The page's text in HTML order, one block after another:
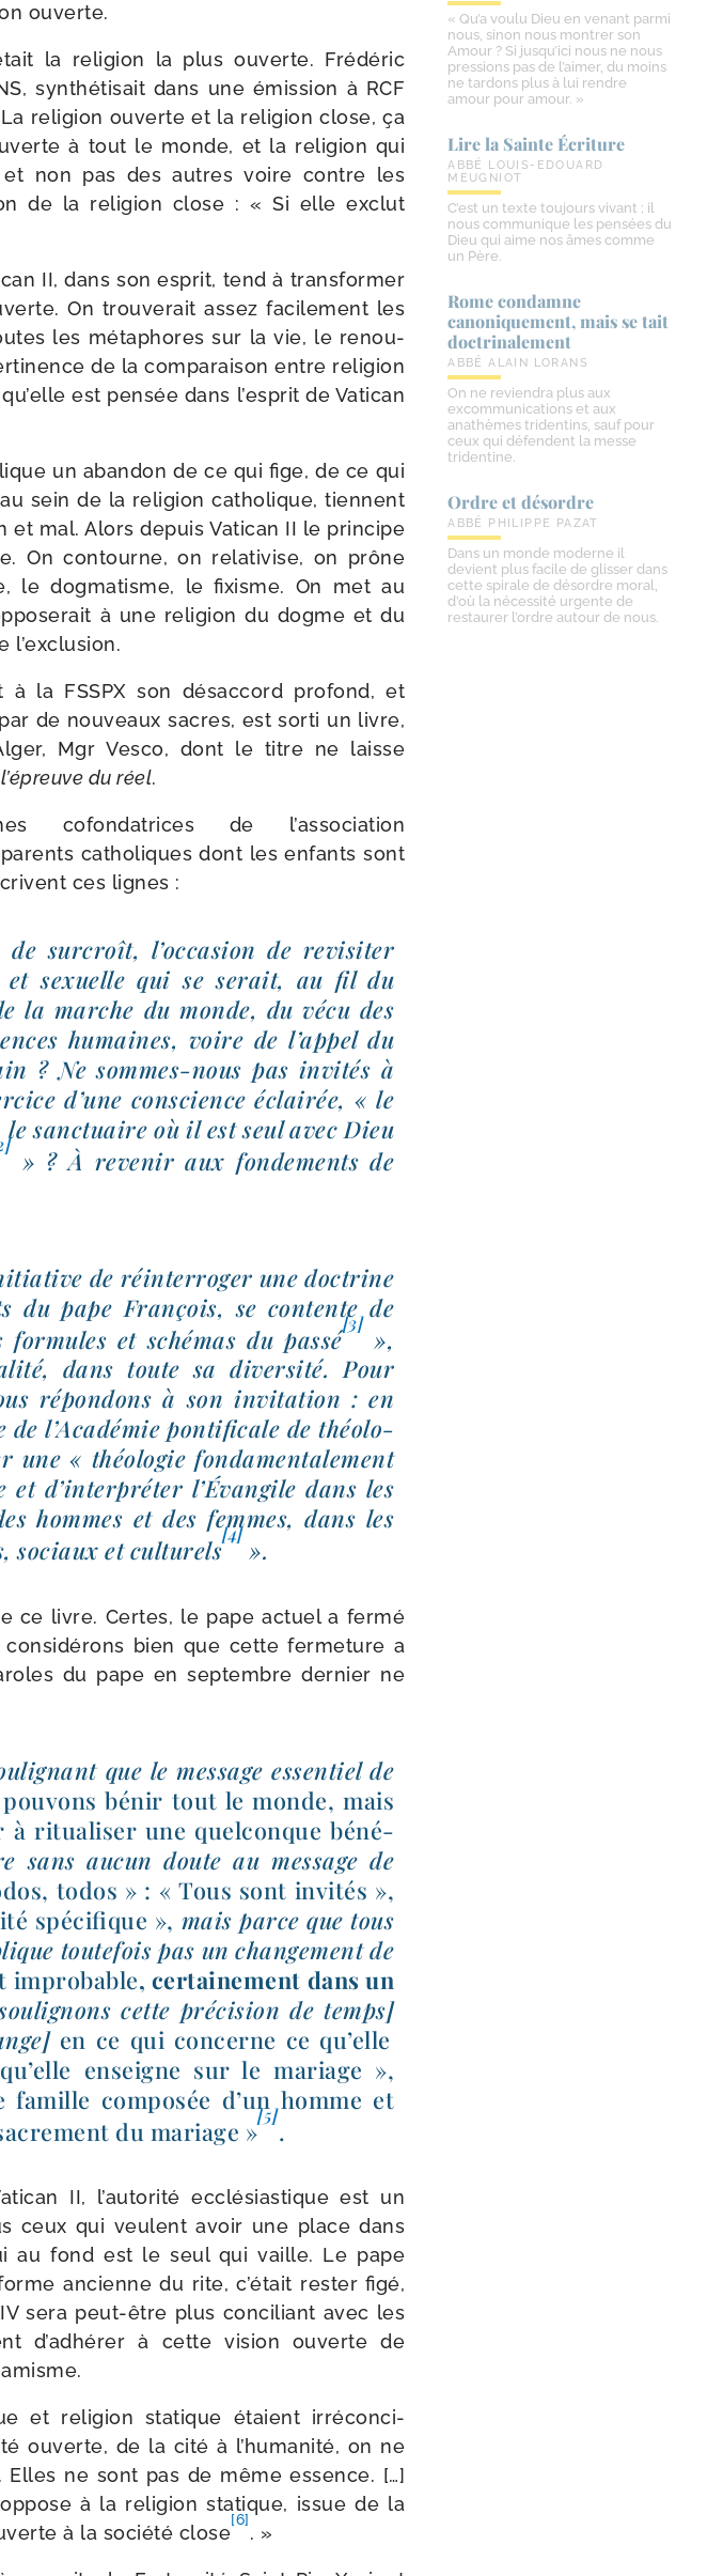
ouverte.
la reli­gion la plus ouverte. Frédéric
syn­thé­ti­sait dans une émis­sion à RCF
reli­gion ouverte et la reli­gion close, ça
à tout le monde, et la reli­gion qui
non pas des autres voire contre les
de la reli­gion close : « Si elle exclut
II, dans son esprit, tend à trans­for­mer
On trou­ve­rait assez faci­le­ment les
les méta­phores sur la vie, le renou­
de la com­pa­rai­son entre reli­gion
est pen­sée dans l’esprit de Vatican
un aban­don de ce qui fige, de ce qui
sein de la reli­gion catho­lique, tiennent
mal. Alors depuis Vatican II le prin­cipe
On contourne, on rela­ti­vise, on prône
le dog­ma­tisme, le fixisme. On met au
à une reli­gion du dogme et du
l’exclusion.
la FSSPX son désac­cord pro­fond, et
de nou­veaux sacres, est sor­ti un livre,
Mgr Vesco, dont le titre ne laisse
du réel.
cofon­da­trices de l’association
catho­liques dont les enfants sont
ces lignes :
de sur­croît, l’occasion de revi­si­ter
et sexuelle qui se serait, au fil du
la marche du monde, du vécu des
humaines, voire de l’appel du
? Ne sommes-​nous pas invi­tés à
d’une conscience éclai­rée, « le
le sanc­tuaire où il est seul avec Dieu
» ? À reve­nir aux fon­de­ments de
de réin­ter­ro­ger une doc­trine
du pape François, se contente de
et sché­mas du pas­sé
[3]
»,
dans toute sa diver­si­té. Pour
répon­dons à son invi­ta­tion : en
de l’Académie pon­ti­fi­cale de théo­lo­
une « théo­lo­gie fon­da­men­ta­le­ment
d’interpréter l’Évangile dans les
hommes et des femmes, dans les
sociaux et cultu­rels
[4]
».
ce livre. Certes, le pape actuel a fer­mé
bien que cette fer­me­ture a
du pape en sep­tembre der­nier ne
que le mes­sage essen­tiel de
bénir tout le monde, mais
à ritua­li­ser une quel­conque béné­
sans aucun doute au mes­sage de
todos » : « Tous sont invi­tés »,
spé­ci­fique », mais parce que tous
tou­te­fois pas un chan­ge­ment de
impro­bable, cer­tai­ne­ment dans un
cette pré­ci­sion de temps]
en ce qui concerne ce qu’elle
enseigne sur le mariage »,
famille com­po­sée d’un homme et
du mariage »
[5]
.
II, l’autorité ecclé­sias­tique est un
ceux qui veulent avoir une place dans
au fond est le seul qui vaille. Le pape
ancienne du rite, c’était res­ter figé,
sera peut-​être plus conci­liant avec les
d’adhérer à cette vision ouverte de
et reli­gion sta­tique étaient irré­con­ci­
ouverte, de la cité à l’hu­ma­ni­té, on ne
Elles ne sont pas de même essence. […]
à la reli­gion sta­tique, issue de la
à la socié­té close
[6]
. »
« Qu’a voulu Dieu en venant parmi
nous, sinon nous montrer son
Amour ? Si jusqu’ici nous ne nous
pressions pas de l’aimer, du moins
ne tardons plus à lui rendre
amour pour amour. »
Lire la Sainte Écriture
ABBÉ LOUIS-EDOUARD
MEUGNIOT
C’est un texte toujours vivant ; il
nous communique les pensées du
Dieu qui aime nos âmes comme
un Père.
Rome condamne
canoniquement, mais se tait
doctrinalement
ABBÉ ALAIN LORANS
On ne reviendra plus aux
excommunications et aux
anathèmes tridentins, sauf pour
ceux qui défendent la messe
tridentine.
Ordre et désordre
ABBÉ PHILIPPE PAZAT
Dans un monde moderne il
devient plus facile de glisser dans
cette spirale de désordre moral,
d’où la nécessité urgente de
restaurer l’ordre autour de nous.